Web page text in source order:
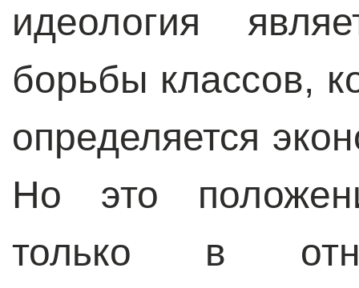
идеология
борьбы классов,
определяется
Но это
только в